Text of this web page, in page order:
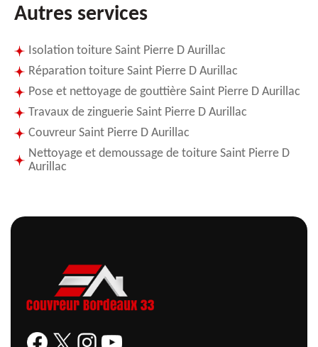
Autres services
Isolation toiture Saint Pierre D Aurillac
Réparation toiture Saint Pierre D Aurillac
Pose et nettoyage de gouttière Saint Pierre D Aurillac
Travaux de zinguerie Saint Pierre D Aurillac
Couvreur Saint Pierre D Aurillac
Nettoyage et demoussage de toiture Saint Pierre D
Aurillac